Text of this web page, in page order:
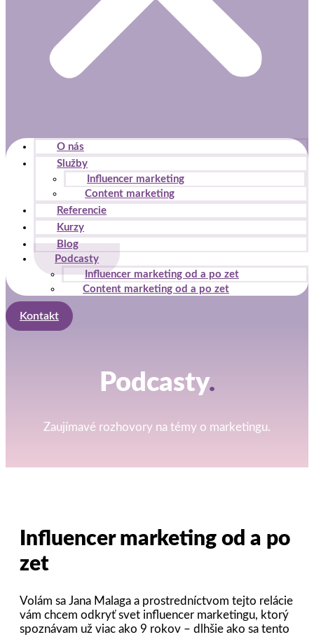
O nás
Služby
Influencer marketing
Content marketing
Referencie
Kurzy
Blog
Podcasty
Influencer marketing od a po zet
Content marketing od a po zet
Kontakt
Podcasty.
Zaujímavé rozhovory na témy o marketingu.
Influencer marketing od a po
zet
Volám sa Jana Malaga a prostredníctvom tejto relácie
vám chcem odkryť svet influencer marketingu, ktorý
spoznávam už viac ako 9 rokov – dlhšie ako sa tento